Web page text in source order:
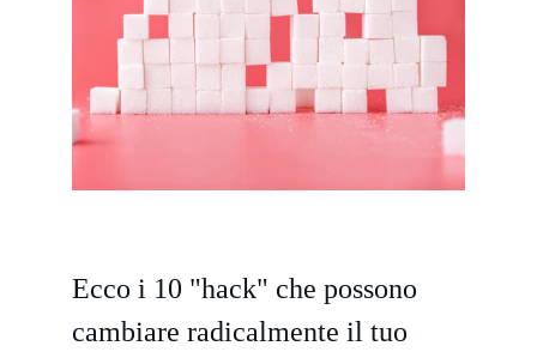
Ecco i 10 "hack" che possono
cambiare radicalmente il tuo